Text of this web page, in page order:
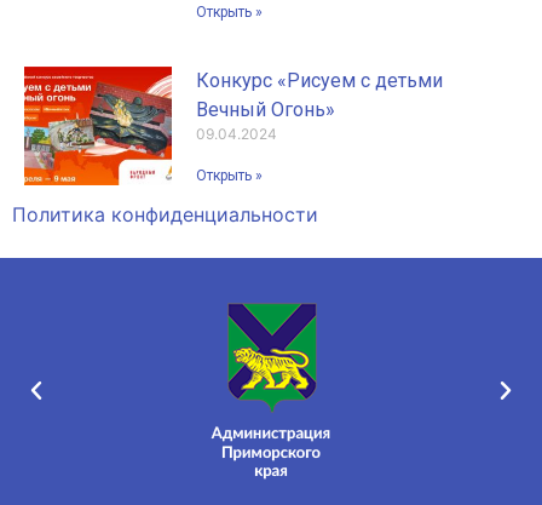
Открыть »
Конкурс «Рисуем с детьми
Вечный Огонь»
09.04.2024
Открыть »
Политика конфиденциальности